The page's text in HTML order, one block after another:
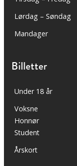
Lørdag – Søndag
Mandager
Billetter
Under 18 år
Voksne
Honnør
Student
Årskort